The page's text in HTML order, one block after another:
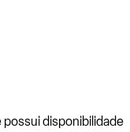
possui disponibilidade